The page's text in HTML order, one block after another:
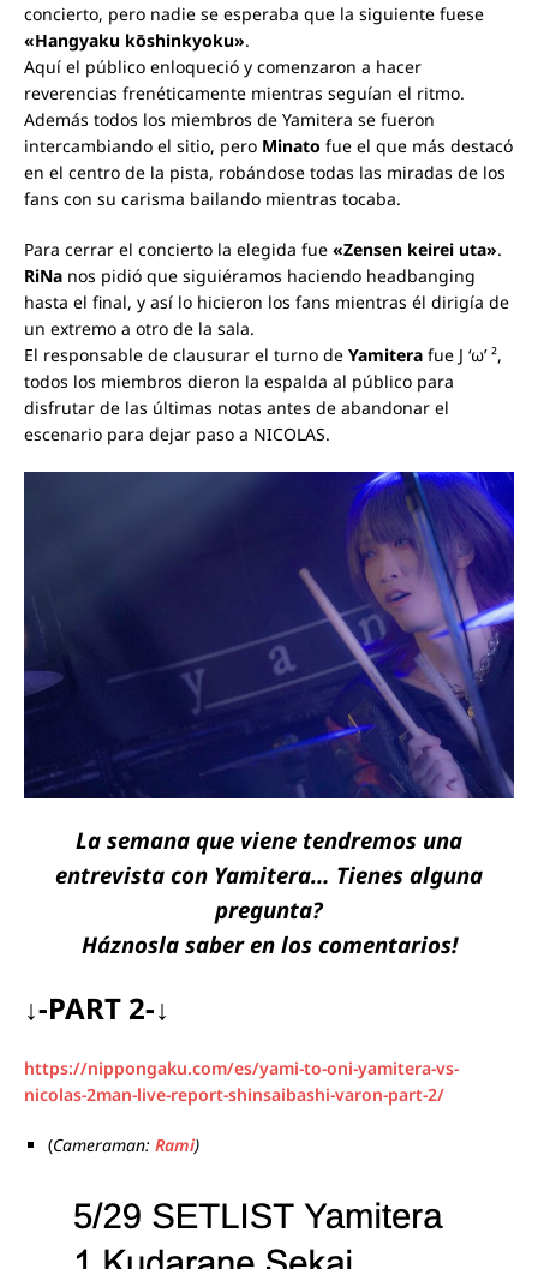
concierto, pero nadie se esperaba que la siguiente fuese
«Hangyaku kōshinkyoku».
Aquí el público enloqueció y comenzaron a hacer
reverencias frenéticamente mientras seguían el ritmo.
Además todos los miembros de Yamitera se fueron
intercambiando el sitio, pero Minato fue el que más destacó
en el centro de la pista, robándose todas las miradas de los
fans con su carisma bailando mientras tocaba.
Para cerrar el concierto la elegida fue «Zensen keirei uta».
RiNa nos pidió que siguiéramos haciendo headbanging
hasta el final, y así lo hicieron los fans mientras él dirigía de
un extremo a otro de la sala.
El responsable de clausurar el turno de Yamitera fue J ‘ω’ ²,
todos los miembros dieron la espalda al público para
disfrutar de las últimas notas antes de abandonar el
escenario para dejar paso a NICOLAS.
La semana que viene tendremos una
entrevista con Yamitera… Tienes alguna
pregunta?
Háznosla saber en los comentarios!
↓-PART 2-↓
https://nippongaku.com/es/yami-to-oni-yamitera-vs-
nicolas-2man-live-report-shinsaibashi-varon-part-2/
(Cameraman: Rami)